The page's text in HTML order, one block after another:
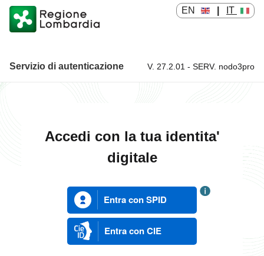
EN IT
Servizio di autenticazione Servizio di autenticazione
V. 27.2.01 - SERV. nodo3pro
Accedi con la tua identita'
digitale
Entra con SPID
Entra con CIE